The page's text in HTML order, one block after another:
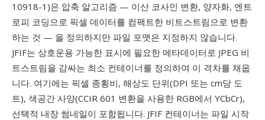
10918-1)은 압축 알고리즘 — 이산 코사인 변환, 양자화, 엔트
로피 코딩으로 픽셀 데이터를 컴팩트한 비트스트림으로 변환
하는 것 — 을 정의하지만 파일 포맷은 지정하지 않습니다.
JFIF는 상호운용 가능한 표시에 필요한 메타데이터로 JPEG 비
트스트림을 감싸는 최소 컨테이너를 정의하여 이 격차를 채웁
니다. 여기에는 픽셀 종횡비, 해상도 단위(DPI 또는 cm당 도
트), 색공간 사양(CCIR 601 변환을 사용한 RGB에서 YCbCr),
선택적 내장 썸네일이 포함됩니다. JFIF 컨테이너는 파일 시작